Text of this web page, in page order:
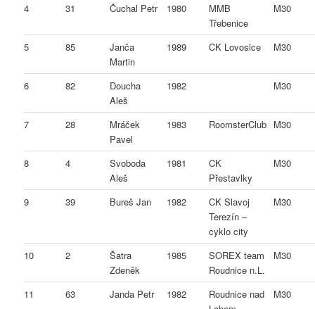
4 31 Čuchal Petr 1980
MMB
Třebenice
M30
5 85
Janča
Martin
1989 CK Lovosice M30
6 82
Doucha
Aleš
1982 M30
7 28
Mráček
Pavel
1983 RoomsterClub M30
8 4
Svoboda
Aleš
1981
CK
Přestavlky
M30
9 39 Bureš Jan 1982
CK Slavoj
Terezín –
cyklo city
M30
10 2
Šatra
Zdeněk
1985
SOREX team
Roudnice n.L.
M30
11 63 Janda Petr 1982
Roudnice nad
M30